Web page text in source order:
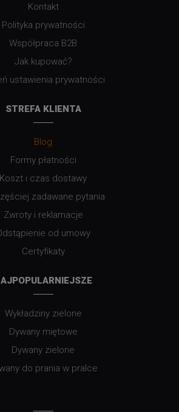
Kontakt
Polityka prywatności
Współpraca B2B
Jak kupować?
ustawienia prywatności
STREFA KLIENTA
Blog
Formy płatności
Koszt i czas dostawy
zadawane pytania
Zwroty i reklamacje
od umowy
Certyfikaty
Wykładziny zielone
Dywany miętowe
Dywany zielone
do prania w pralce